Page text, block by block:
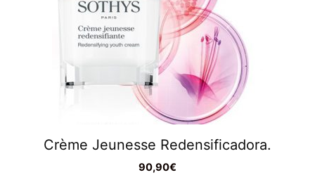
Crème Jeunesse Redensificadora.
90,90€